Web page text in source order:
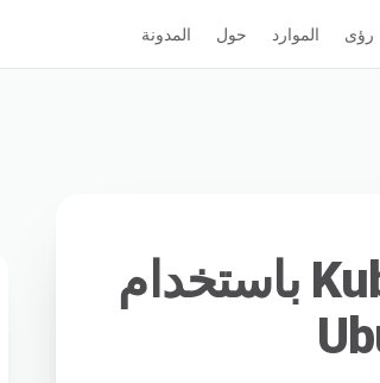
رؤى الموارد حول المدونة
كيفية إنشاء عنقود Kubernetes باستخدام